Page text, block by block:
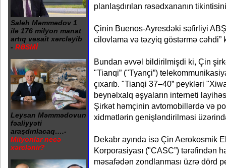
Saleh Məmmədov 1
ilə 176 milyon manat
artıq vəsait xərcləyib
- RƏSMİ
Leysan Məmmədovun
fəaliyyəti
araşdırılacaq….-
Milyonlar necə
xərclənir?
planlaşdırılan rəsədxananın
Çinin Buenos-Ayresdəki səfirliyi
cilovlama və təzyiq göstərmə cəhdi”
Bundan əvvəl bildirilmişdi ki, Çin
"Tianqi” ("Tyançi”)
çıxarıb. "Tianqi 37–40” peykləri
beynəlxalq əşyaların interneti
Şirkət həmçinin avtomobillərdə və
xidmətlərin genişləndirilməsi
Dekabr ayında isə Çin Aerokosmik
Korporasiyası ("CASC”) tərəfindən
məsafədən zondlanması üzrə dörd